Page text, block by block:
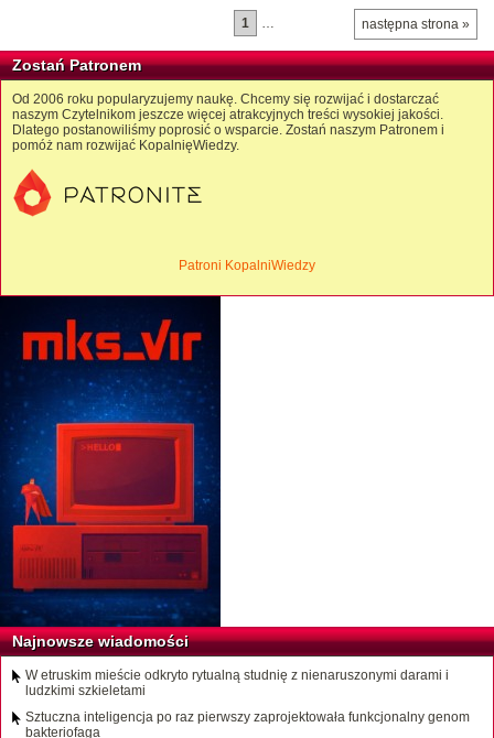
następna strona »
1 …
Zostań Patronem
Od 2006 roku popularyzujemy naukę. Chcemy się rozwijać i dostarczać
naszym Czytelnikom jeszcze więcej atrakcyjnych treści wysokiej jakości.
Dlatego postanowiliśmy poprosić o wsparcie. Zostań naszym Patronem i
pomóż nam rozwijać KopalnięWiedzy.
Patroni KopalniWiedzy
Najnowsze wiadomości
W etruskim mieście odkryto rytualną studnię z nienaruszonymi darami i
ludzkimi szkieletami
Sztuczna inteligencja po raz pierwszy zaprojektowała funkcjonalny genom
bakteriofaga